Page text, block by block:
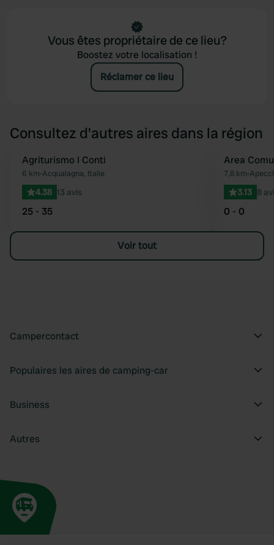
Vous êtes propriétaire de ce lieu?
Boostez votre localisation !
Réclamer ce lieu
Consultez d'autres aires dans la région
Préféré
Agriturismo I Conti
6 km•Acqualagna, Italie
4.38 13 avis
25 - 35
Area
7,8 km•
3.13 8
0 - 0
Voir tout
Campercontact
Populaires les aires de camping-car
Business
Autres